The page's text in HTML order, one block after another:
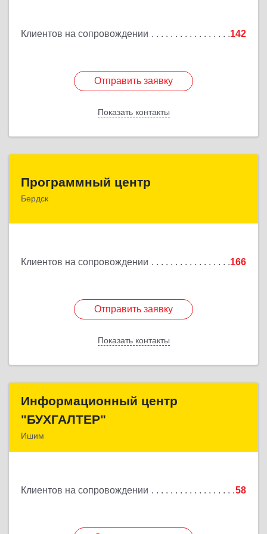
Клиентов на сопровождении 142
Отправить заявку
Показать контакты
Отправить заявку
Назад
Программный центр
Бердск
Клиентов на сопровождении 166
Отправить заявку
Показать контакты
Отправить заявку
Назад
Информационный центр
"БУХГАЛТЕР"
Ишим
Клиентов на сопровождении 58
Информационный центр
Подробнее